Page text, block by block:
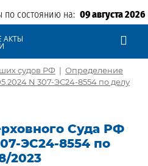
по состоянию на: 09 августа 2026
АКТЫ
судов РФ | Определение
N 307-ЭС24-8554 по делу
Суда РФ
ЭС24-8554 по
2023